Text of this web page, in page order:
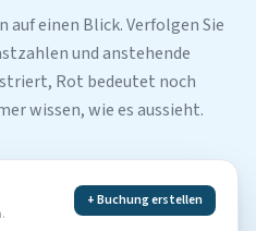
auf einen Blick. Verfolgen Sie
und anstehende
Rot bedeutet noch
wissen, wie es aussieht.
+ Buchung erstellen